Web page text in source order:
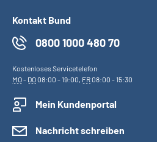
Kontakt Bund
0800 1000 480 70
Kostenloses Servicetelefon
MO- DO08:00 - 19:00, FR08:00 - 15:30
Mein Kundenportal
Nachricht schreiben